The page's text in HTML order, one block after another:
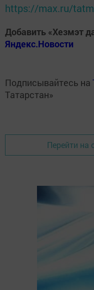
https://max.ru/
Добавить «Хезмэт
Яндекс.Новости
Подписывайтесь на
Татарстан»
Перейти на